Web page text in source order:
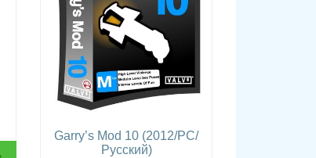
Garry’s Mod 10 (2012/PC/
Русский)